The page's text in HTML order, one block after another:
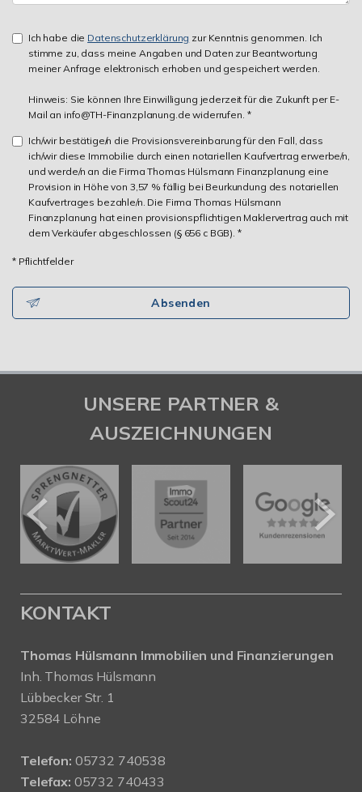
Ich habe die Datenschutzerklärung zur Kenntnis genommen. Ich
stimme zu, dass meine Angaben und Daten zur Beantwortung
meiner Anfrage elektronisch erhoben und gespeichert werden.
Hinweis: Sie können Ihre Einwilligung jederzeit für die Zukunft per E-
Mail an info@TH-Finanzplanung.de widerrufen. *
Ich/wir bestätige/n die Provisionsvereinbarung für den Fall, dass
ich/wir diese Immobilie durch einen notariellen Kaufvertrag erwerbe/n,
und werde/n an die Firma Thomas Hülsmann Finanzplanung eine
Provision in Höhe von 3,57 % fällig bei Beurkundung des notariellen
Kaufvertrages bezahle/n. Die Firma Thomas Hülsmann
Finanzplanung hat einen provisionspflichtigen Maklervertrag auch mit
dem Verkäufer abgeschlossen (§ 656 c BGB). *
* Pflichtfelder
Absenden
UNSERE PARTNER &
AUSZEICHNUNGEN
KONTAKT
Thomas Hülsmann Immobilien und Finanzierungen
Inh. Thomas Hülsmann
Lübbecker Str. 1
32584 Löhne
Telefon: 05732 740538
Telefax: 05732 740433